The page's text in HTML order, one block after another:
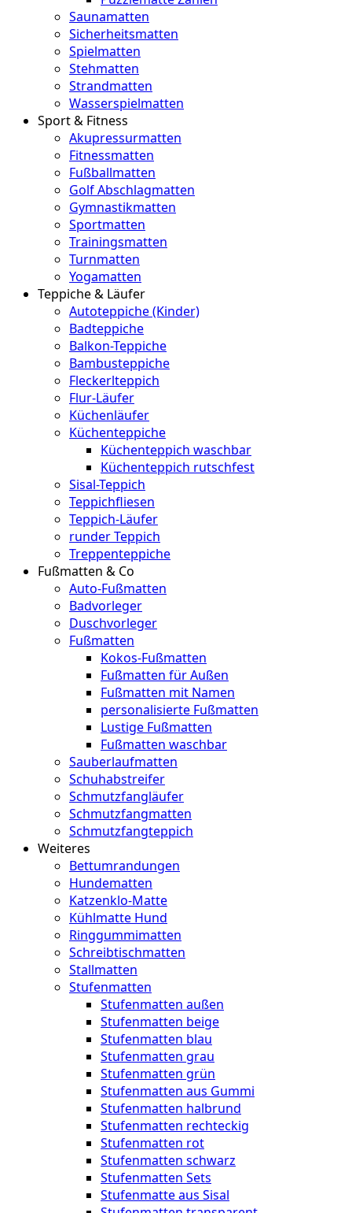
Saunamatten
Sicherheitsmatten
Spielmatten
Stehmatten
Strandmatten
Wasserspielmatten
Sport & Fitness
Akupressurmatten
Fitnessmatten
Fußballmatten
Golf Abschlagmatten
Gymnastikmatten
Sportmatten
Trainingsmatten
Turnmatten
Yogamatten
Teppiche & Läufer
Autoteppiche (Kinder)
Badteppiche
Balkon-Teppiche
Bambusteppiche
Fleckerlteppich
Flur-Läufer
Küchenläufer
Küchenteppiche
Küchenteppich waschbar
Küchenteppich rutschfest
Sisal-Teppich
Teppichfliesen
Teppich-Läufer
runder Teppich
Treppenteppiche
Fußmatten & Co
Auto-Fußmatten
Badvorleger
Duschvorleger
Fußmatten
Kokos-Fußmatten
Fußmatten für Außen
Fußmatten mit Namen
personalisierte Fußmatten
Lustige Fußmatten
Fußmatten waschbar
Sauberlaufmatten
Schuhabstreifer
Schmutzfangläufer
Schmutzfangmatten
Schmutzfangteppich
Weiteres
Bettumrandungen
Hundematten
Katzenklo-Matte
Kühlmatte Hund
Ringgummimatten
Schreibtischmatten
Stallmatten
Stufenmatten
Stufenmatten außen
Stufenmatten beige
Stufenmatten blau
Stufenmatten grau
Stufenmatten grün
Stufenmatten aus Gummi
Stufenmatten halbrund
Stufenmatten rechteckig
Stufenmatten rot
Stufenmatten schwarz
Stufenmatten Sets
Stufenmatte aus Sisal